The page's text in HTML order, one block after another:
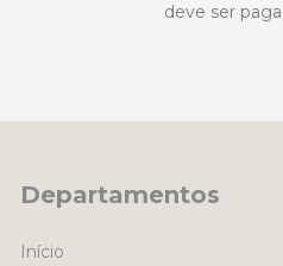
deve ser
Departamentos
Início